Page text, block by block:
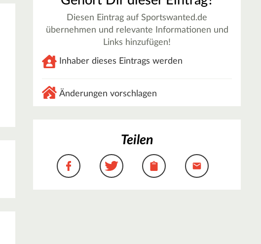
Diesen Eintrag auf Sportswanted.de
übernehmen und relevante Informationen und
Links hinzufügen!
Inhaber dieses Eintrags werden
Änderungen vorschlagen
Teilen